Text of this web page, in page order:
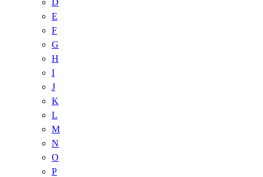
E
F
G
H
I
J
K
L
M
N
O
P